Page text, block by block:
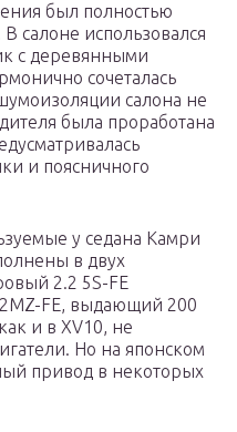
был полностью
салоне использовался
с деревянными
сочеталась
салона не
была проработана
и поясничного
у седана Камри
в двух
2.2 5S-FE
FE, выдающий 200
и в XV10, не
Но на японском
привод в некоторых